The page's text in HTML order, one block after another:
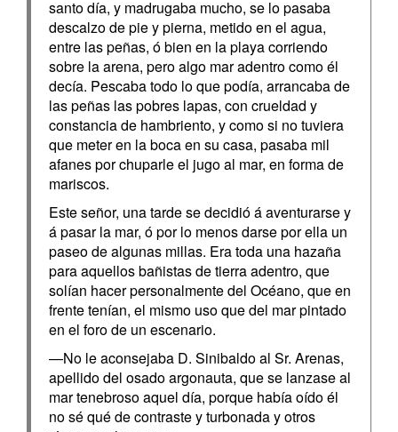
santo día, y madrugaba mucho, se lo pasaba
descalzo de pie y pierna, metido en el agua,
entre las peñas, ó bien en la playa corriendo
sobre la arena, pero algo mar adentro como él
decía. Pescaba todo lo que podía, arrancaba de
las peñas las pobres lapas, con crueldad y
constancia de hambriento, y como si no tuviera
que meter en la boca en su casa, pasaba mil
afanes por chuparle el jugo al mar, en forma de
mariscos.
Este señor, una tarde se decidió á aventurarse y
á pasar la mar, ó por lo menos darse por ella un
paseo de algunas millas. Era toda una hazaña
para aquellos bañistas de tierra adentro, que
solían hacer personalmente del Océano, que en
frente tenían, el mismo uso que del mar pintado
en el foro de un escenario.
—No le aconsejaba D. Sinibaldo al Sr. Arenas,
apellido del osado argonauta, que se lanzase al
mar tenebroso aquel día, porque había oído él
no sé qué de contraste y turbonada y otros